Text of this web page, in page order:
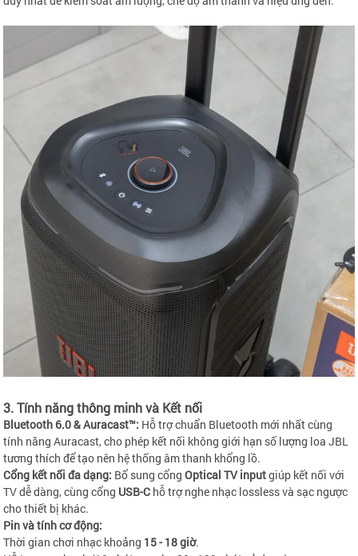
3. Tính năng thông minh và Kết nối
Bluetooth 6.0 & Auracast™: Hỗ trợ chuẩn Bluetooth mới nhất cùng
tính năng Auracast, cho phép kết nối không giới hạn số lượng loa JBL
tương thích để tạo nên hệ thống âm thanh khổng lồ.
Cổng kết nối đa dạng: Bổ sung cổngOptical TV inputgiúp kết nối với
TV dễ dàng, cùng cổng USB-C hỗ trợ nghe nhạc lossless và sạc ngược
cho thiết bị khác.
Pin và tính cơ động:
Thời gian chơi nhạc khoảng 15 - 18 giờ.